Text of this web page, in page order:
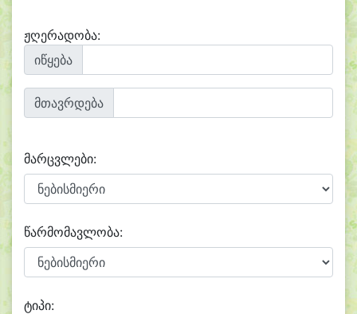
ჟღერადობა:
იწყება
მთავრდება
მარცვლები:
წარმომავლობა:
ტიპი: